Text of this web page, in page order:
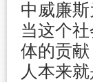
中威廉
当这个
体的贡
人本来